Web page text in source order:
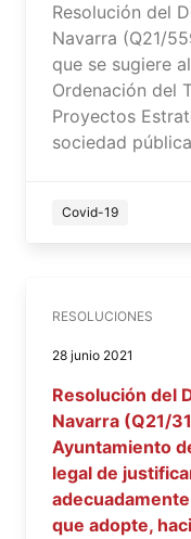
Resolución del
Navarra (Q21/
que se sugiere
Ordenación del
Proyectos
sociedad
Covid-19
RESOLUCIONES
28 junio 2021
Resolución del
Navarra (Q21/
Ayuntamiento
legal de
que adopte,